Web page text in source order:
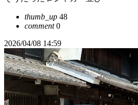
thumb_up 48
comment0
2026/04/08 14:59